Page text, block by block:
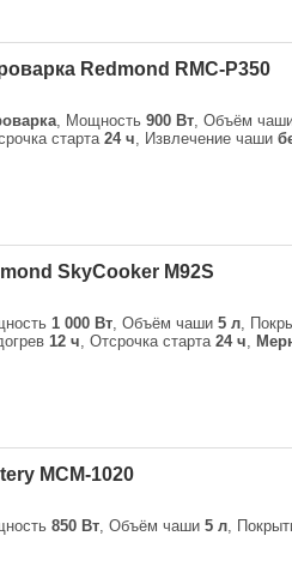
Redmond RMC-P350
, Мощность 900 Вт, Объём
старта 24 ч, Извлечение чаши
SkyCooker M92S
1 000 Вт, Объём чаши 5 л,
12 ч, Отсрочка старта 24 ч,
MCM-1020
850 Вт, Объём чаши 5 л,